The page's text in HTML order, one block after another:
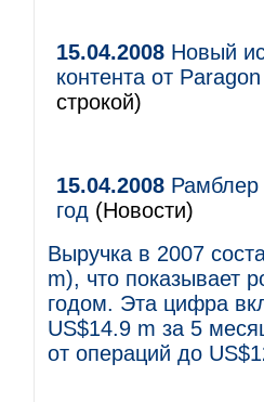
15.04.2008 Новый
контента от
строкой)
15.04.2008
год (Новости)
Выручка в 2007
m), что показывает
годом. Эта цифра
US$14.9 m за 5
от операций до